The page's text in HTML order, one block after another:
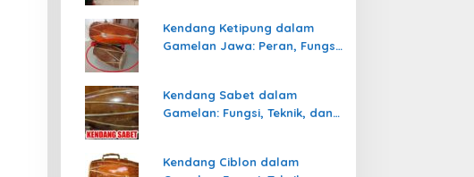
Kendang Ketipung dalam
Gamelan Jawa: Peran, Fungsi,
Kendang Sabet dalam
Gamelan: Fungsi, Teknik, dan
Kendang Ciblon dalam